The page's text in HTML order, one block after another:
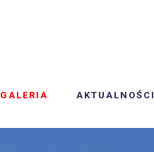
GALERIA AKTUALNOŚCI